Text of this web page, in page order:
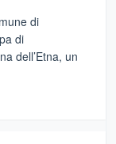
di
di
dell’Etna, un